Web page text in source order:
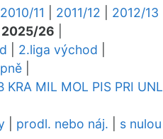
2010/11 2011/12 2012/13
2025/26
2.liga východ
KRA MIL MOL PIS PRI UNL
prodl. nebo náj. s nulou